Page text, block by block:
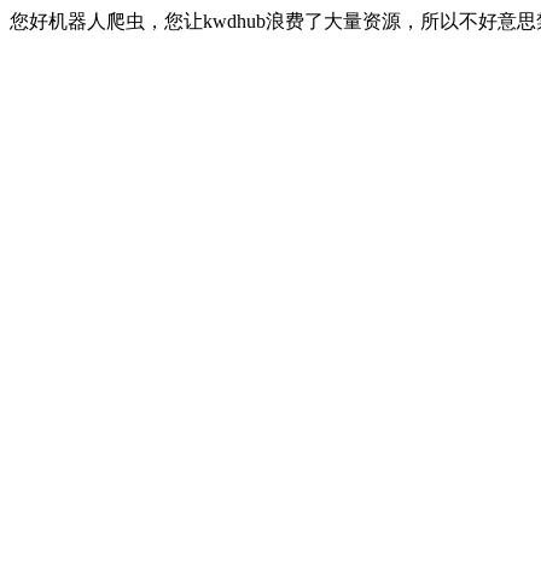
您好机器人爬虫，您让kwdhub浪费了大量资源，所以不好意